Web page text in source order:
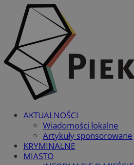
AKTUALNOŚCI
Wiadomości lokalne
Artykuły sponsorowane
KRYMINALNE
MIASTO